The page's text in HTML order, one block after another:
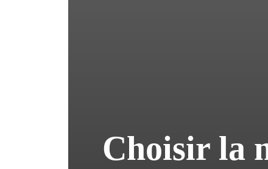
Choisir la